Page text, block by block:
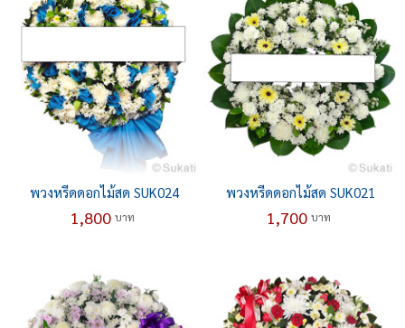
พวงหรีดดอกไม้สด SUK024
1,800 บาท
พวงหรีดดอกไม้สด SUK021
1,700 บาท